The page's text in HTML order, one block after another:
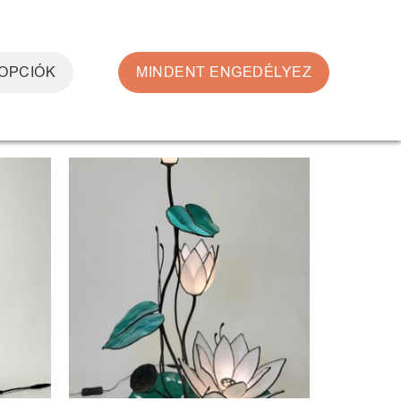
MINDENT ENGEDÉLYEZ